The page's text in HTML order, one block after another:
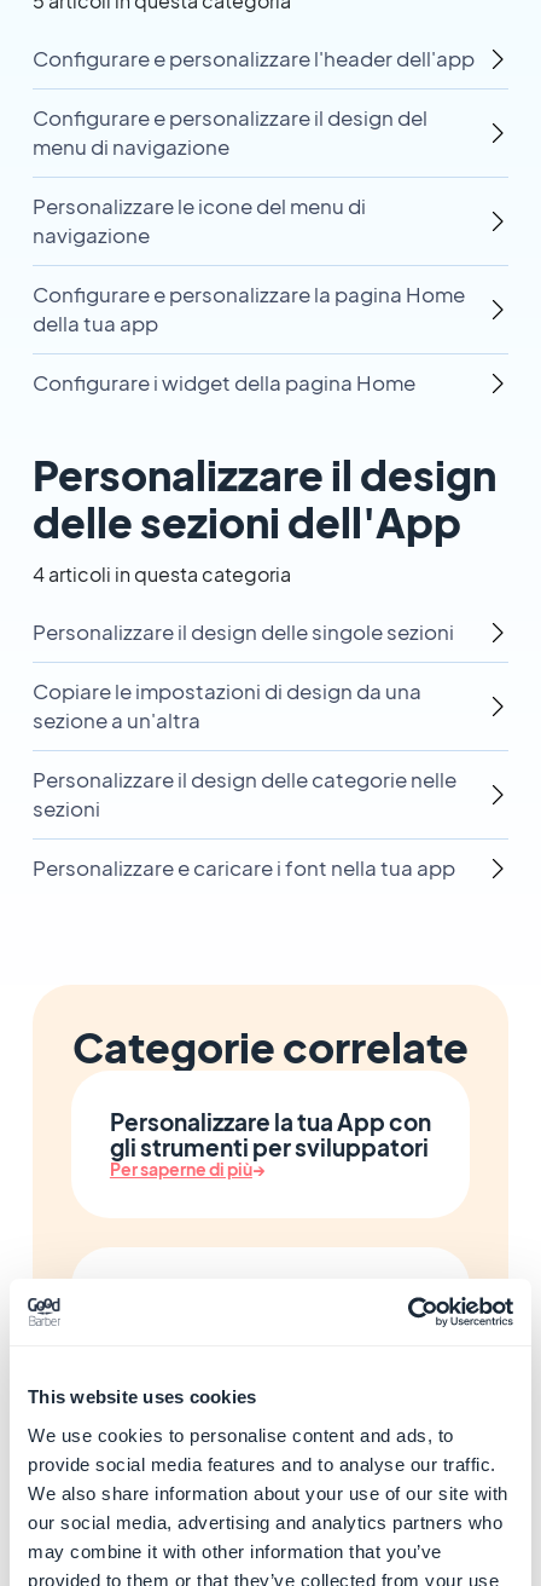
This website uses cookies
We use cookies to personalise content and ads, to
provide social media features and to analyse our traffic.
We also share information about your use of our site with
our social media, advertising and analytics partners who
may combine it with other information that you’ve
provided to them or that they’ve collected from your use
Configurare e personalizzare l'header dell'app
Configurare e personalizzare il design del
menu di navigazione
Personalizzare le icone del menu di
navigazione
Configurare e personalizzare la pagina Home
della tua app
Configurare i widget della pagina Home
Personalizzare il design
delle sezioni dell'App
4 articoli in questa categoria
Personalizzare il design delle singole sezioni
Copiare le impostazioni di design da una
sezione a un'altra
Personalizzare il design delle categorie nelle
sezioni
Personalizzare e caricare i font nella tua app
Categorie correlate
Personalizzare la tua App con
gli strumenti per sviluppatori
Per saperne di più→
Analizzare i dati di traffico e
le statistiche della Sua App
Gestire il tuo business locale
e il tuo programma fedeltà
Per saperne di più→